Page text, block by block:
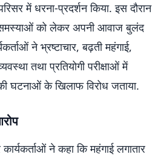
में धरना-प्रदर्शन किया. इस दौरान
को लेकर अपनी आवाज बुलंद
ने भ्रष्टाचार, बढ़ती महंगाई,
तथा प्रतियोगी परीक्षाओं में
घटनाओं के खिलाफ विरोध जताया.
ने कहा कि महंगाई लगातार